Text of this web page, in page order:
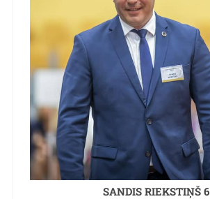
SANDIS RIEKSTIŅŠ 6